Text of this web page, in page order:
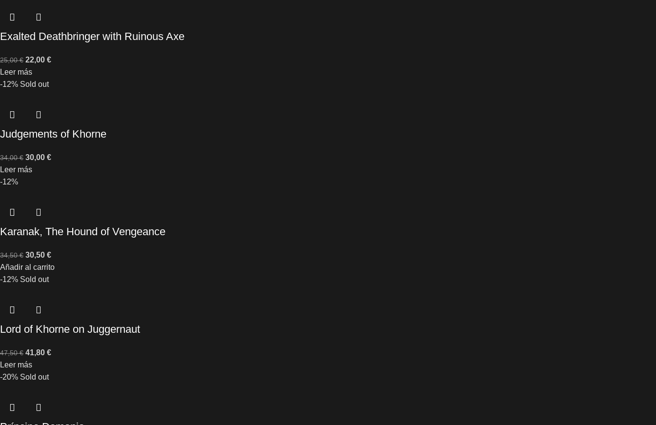
Exalted Deathbringer with Ruinous Axe
25,00€ 22,00 €
Leer más
-12% Sold out
Judgements of Khorne
34,00€ 30,00 €
Leer más
-12%
Karanak, The Hound of Vengeance
34,50€ 30,50 €
Añadir al carrito
-12% Sold out
Lord of Khorne on Juggernaut
47,50€ 41,80 €
Leer más
-20% Sold out